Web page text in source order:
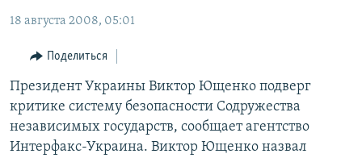
навигации
Вернутся
поиску
УЗБЕКИСТАН
ТАДЖИКИСТАН
НА ДРУГИХ ЯЗЫКАХ
ҚАЗАҚША
КЫРГЫЗЧА
ТОҶИКӢ
Все сайты РСЕ/РС
18 августа 2008, 05:01
Поделиться
Президент Украины Виктор Ющенко подверг
критике систему безопасности Содружества
независимых государств, сообщает агентство
Интерфакс-Украина. Виктор Ющенко назвал